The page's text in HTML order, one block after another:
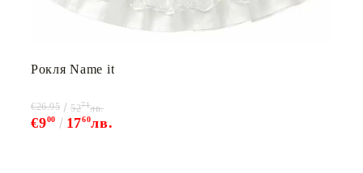
Рокля Name it
€900 1760лв.
€26.95 5271лв.